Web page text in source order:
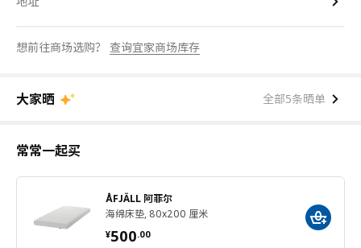
想前往商场选购？ 查询宜家商场库存
大家晒 全部5条晒单
常常一起买
ÅFJÄLL 阿菲尔
海绵床垫, 80x200 厘米
¥500.00
¥ 500.00